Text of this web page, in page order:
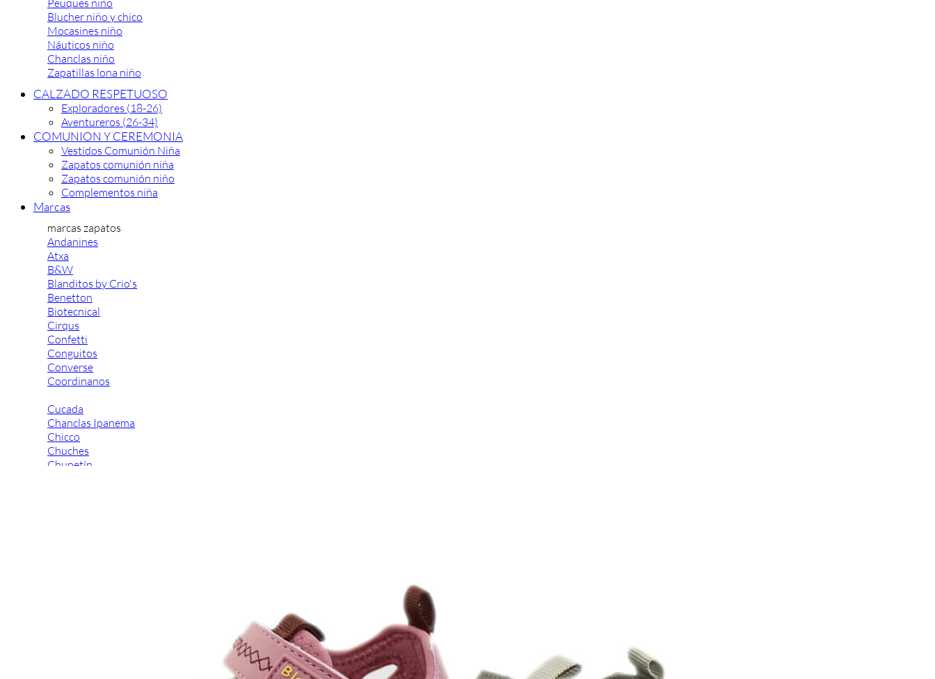
Peuques niño
Blucher niño y chico
Mocasines niño
Náuticos niño
Chanclas niño
Zapatillas lona niño
CALZADO RESPETUOSO
Exploradores (18-26)
Aventureros (26-34)
COMUNION Y CEREMONIA
Vestidos Comunión Niña
Zapatos comunión niña
Zapatos comunión niño
Complementos niña
Marcas
marcas zapatos
Andanines
Atxa
B&W
Blanditos by Crio's
Benetton
Biotecnical
Cirqus
Confetti
Conguitos
Converse
Coordinanos
Cucada
Chanclas Ipanema
Chicco
Chuches
Chupetín